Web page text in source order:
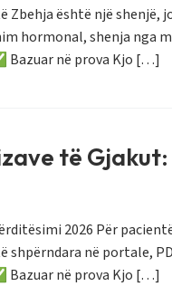
është një
hormonal, shenja
Bazuar në prova Kjo […]
të
2026 Për
në portale,
Bazuar në prova Kjo […]